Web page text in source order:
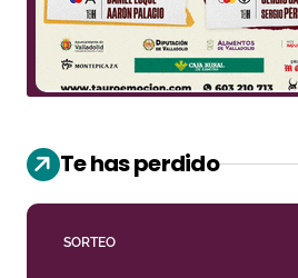
Te has perdido
SORTEO